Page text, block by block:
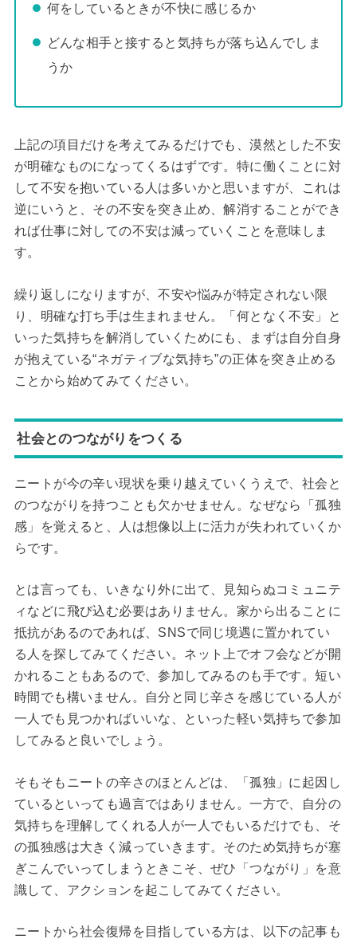
何をしているときが不快に感じるか
どんな相手と接すると気持ちが落ち込んでしま
うか
上記の項目だけを考えてみるだけでも、漠然とした不安
が明確なものになってくるはずです。特に働くことに対
して不安を抱いている人は多いかと思いますが、これは
逆にいうと、その不安を突き止め、解消することができ
れば仕事に対しての不安は減っていくことを意味しま
す。
繰り返しになりますが、不安や悩みが特定されない限
り、明確な打ち手は生まれません。「何となく不安」と
いった気持ちを解消していくためにも、まずは自分自身
が抱えている“ネガティブな気持ち”の正体を突き止める
ことから始めてみてください。
社会とのつながりをつくる
ニートが今の辛い現状を乗り越えていくうえで、社会と
のつながりを持つことも欠かせません。なぜなら「孤独
感」を覚えると、人は想像以上に活力が失われていくか
らです。
とは言っても、いきなり外に出て、見知らぬコミュニテ
ィなどに飛び込む必要はありません。家から出ることに
抵抗があるのであれば、SNSで同じ境遇に置かれてい
る人を探してみてください。ネット上でオフ会などが開
かれることもあるので、参加してみるのも手です。短い
時間でも構いません。自分と同じ辛さを感じている人が
一人でも見つかればいいな、といった軽い気持ちで参加
してみると良いでしょう。
そもそもニートの辛さのほとんどは、「孤独」に起因し
ているといっても過言ではありません。一方で、自分の
気持ちを理解してくれる人が一人でもいるだけでも、そ
の孤独感は大きく減っていきます。そのため気持ちが塞
ぎこんでいってしまうときこそ、ぜひ「つながり」を意
識して、アクションを起こしてみてください。
ニートから社会復帰を目指している方は、以下の記事も